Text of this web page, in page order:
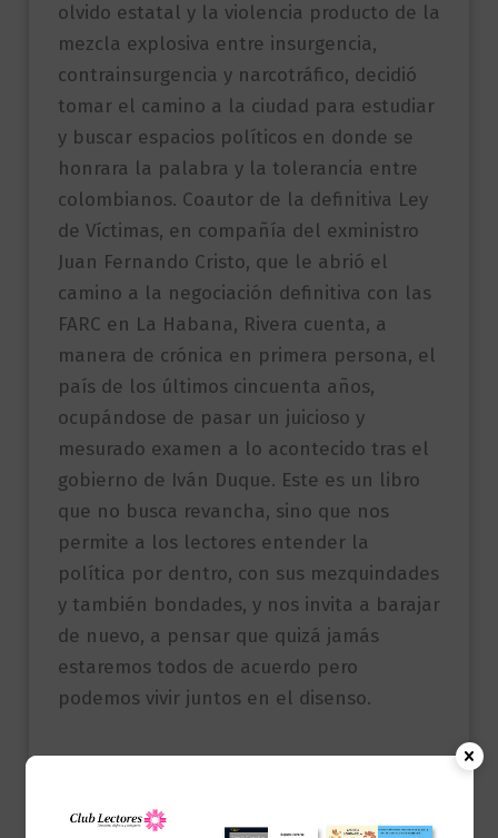
olvido estatal y la violencia producto de la
mezcla explosiva entre insurgencia,
contrainsurgencia y narcotráfico, decidió
tomar el camino a la ciudad para estudiar
y buscar espacios políticos en donde se
honrara la palabra y la tolerancia entre
colombianos. Coautor de la definitiva Ley
de Víctimas, en compañía del exministro
Juan Fernando Cristo, que le abrió el
camino a la negociación definitiva con las
FARC en La Habana, Rivera cuenta, a
manera de crónica en primera persona, el
país de los últimos cincuenta años,
ocupándose de pasar un juicioso y
mesurado examen a lo acontecido tras el
gobierno de Iván Duque. Este es un libro
que no busca revancha, sino que nos
permite a los lectores entender la
política por dentro, con sus mezquindades
y también bondades, y nos invita a barajar
de nuevo, a pensar que quizá jamás
estaremos todos de acuerdo pero
podemos vivir juntos en el disenso.
Productos relacionados